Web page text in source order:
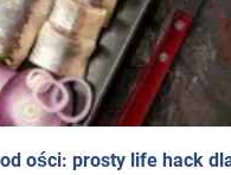
ości: prosty life hack